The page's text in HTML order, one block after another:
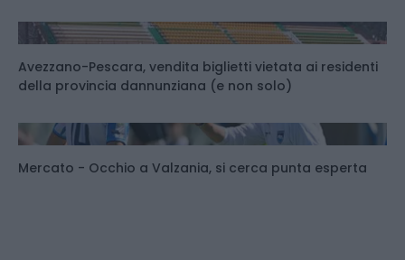
Avezzano-Pescara, vendita biglietti vietata ai residenti
della provincia dannunziana (e non solo)
Mercato - Occhio a Valzania, si cerca punta esperta